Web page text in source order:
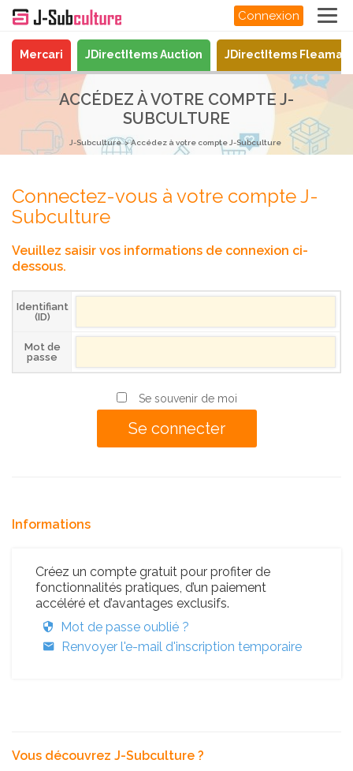
Connexion
Mercari JDirectItems Auction JDirectItems
ACCÉDEZ À VOTRE COMPTE J-
SUBCULTURE
J-Subculture Accédez à votre compte J-Subculture
Connectez-vous à votre compte J-
Subculture
Veuillez saisir vos informations de connexion ci-
dessous.
Identifiant
(ID)
Mot de
passe
Se souvenir de moi
Informations
Créez un compte gratuit pour profiter de
fonctionnalités pratiques, d’un paiement
accéléré et d’avantages exclusifs.
Mot de passe oublié ?
Renvoyer l'e-mail d'inscription temporaire
Vous découvrez J-Subculture ?